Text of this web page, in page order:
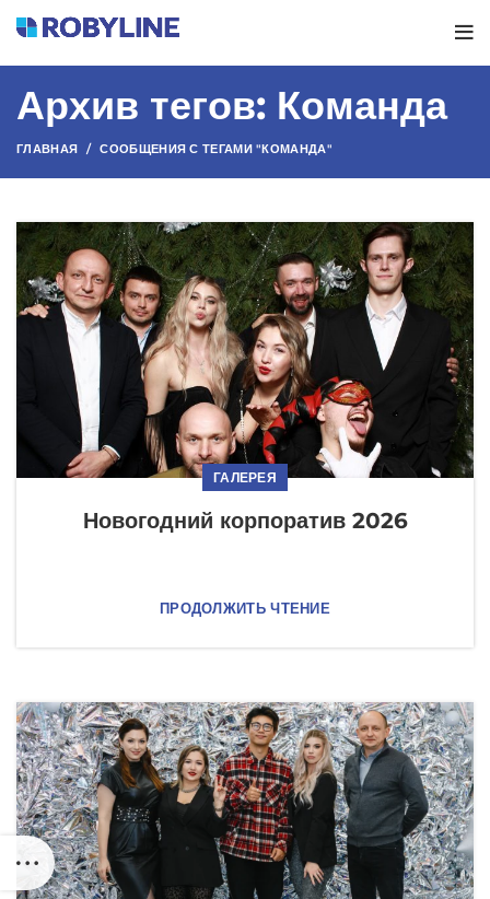
Архив тегов: Команда
ГЛАВНАЯ СООБЩЕНИЯ С ТЕГАМИ "КОМАНДА"
ГАЛЕРЕЯ
Новогодний корпоратив 2026
ПРОДОЛЖИТЬ ЧТЕНИЕ